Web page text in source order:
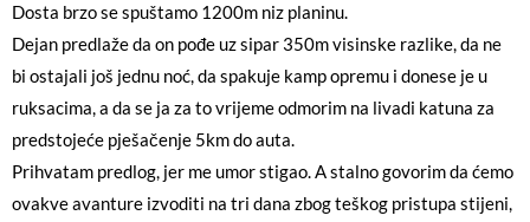
Dosta brzo se spuštamo 1200m niz planinu.
Dejan predlaže da on pođe uz sipar 350m visinske razlike, da ne
bi ostajali još jednu noć, da spakuje kamp opremu i donese je u
ruksacima, a da se ja za to vrijeme odmorim na livadi katuna za
predstojeće pješačenje 5km do auta.
Prihvatam predlog, jer me umor stigao. A stalno govorim da ćemo
ovakve avanture izvoditi na tri dana zbog teškog pristupa stijeni,